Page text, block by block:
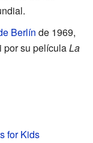
Berlín de 1969,
por su películaLa
for Kids